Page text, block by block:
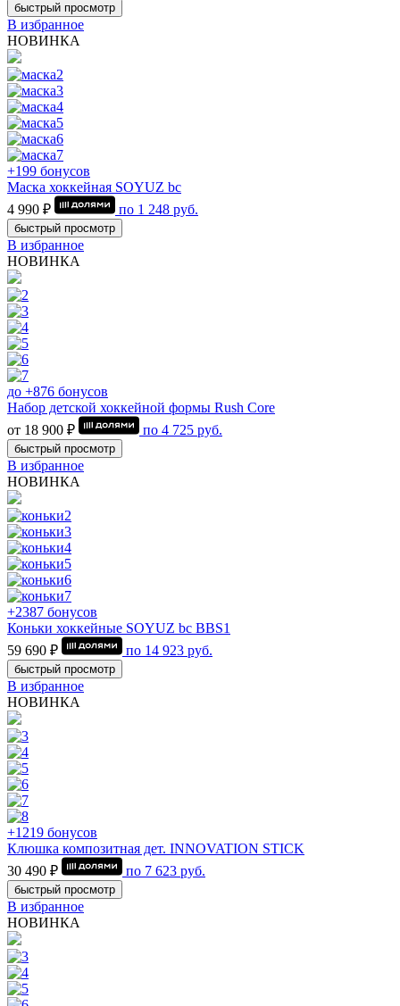
быстрый просмотр
В избранное
НОВИНКА
+199 бонусов
Маска хоккейная SOYUZ bc
4 990 ₽
по 1 248 руб.
быстрый просмотр
В избранное
НОВИНКА
до +876 бонусов
Набор детской хоккейной формы Rush Core
от 18 900 ₽
по 4 725 руб.
быстрый просмотр
В избранное
НОВИНКА
+2387 бонусов
Коньки хоккейные SOYUZ bc BBS1
59 690 ₽
по 14 923 руб.
быстрый просмотр
В избранное
НОВИНКА
+1219 бонусов
Клюшка композитная дет. INNOVATION STICK
30 490 ₽
по 7 623 руб.
быстрый просмотр
В избранное
НОВИНКА